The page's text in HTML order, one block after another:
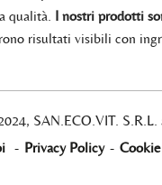
qualità. I nostri prodotti
risultati visibili con
SAN.ECO.VIT.
- Privacy Policy -